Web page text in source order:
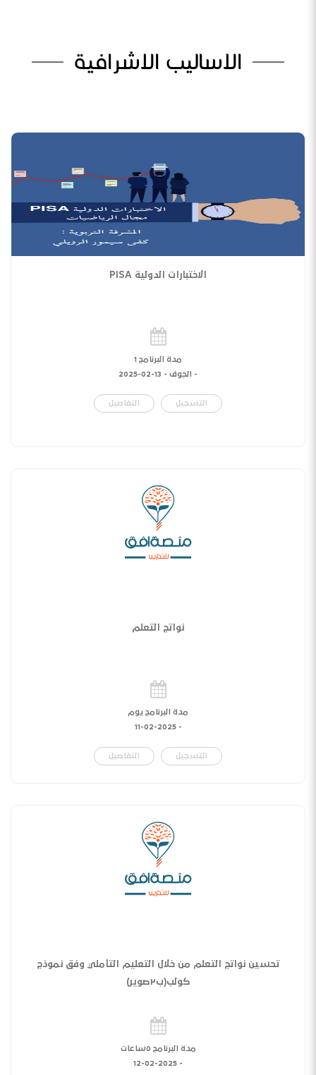
الاساليب الاشرافية
الاختبارات الدولية PISA
مدة البرنامج 1
- الجوف - 13-02-2025
التسجيل التفاصيل
نواتج التعلم
مدة البرنامج يوم
-
11-02-2025
التسجيل التفاصيل
تحسين نواتج التعلم من خلال التعليم التأملي وفق نموذج
كولب(ب٢صوير)
مدة البرنامج ٥ساعات
-
12-02-2025